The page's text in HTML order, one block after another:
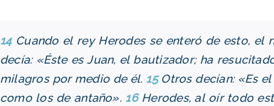
14Cuando el rey Herodes se enteró de esto, el
decía: «Éste es Juan, el bautizador; ha
milagros por medio de él. 15Otros decían: «Es
como los de antaño». 16Herodes, al oír todo